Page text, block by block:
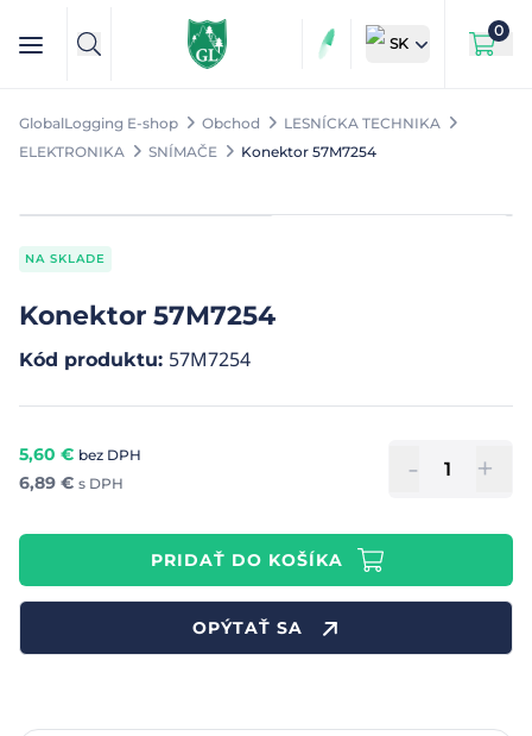
SK
0
GlobalLogging E-shop Obchod
LESNÍCKA TECHNIKA
ELEKTRONIKA
SNÍMAČE Konektor 57M7254
NA SKLADE
Konektor 57M7254
Kód produktu: 57M7254
5,60 € bez DPH
6,89 € s DPH - +
PRIDAŤ DO KOŠÍKA
OPÝTAŤ SA